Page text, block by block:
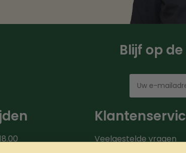
Blijf op
Veelgestelde vragen